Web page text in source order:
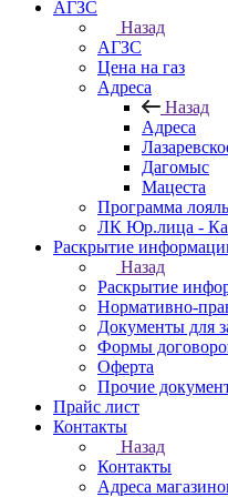
АГЗС
Назад
АГЗС
Цена на газ
Адреса
Назад
Адреса
Дагомыс
Мацеста
Программа
ЛК Юр.лица -
Раскрытие
Назад
Раскрытие
Нормативно-
Документы для
Формы
Оферта
Прочие
Прайс лист
Контакты
Назад
Контакты
Адреса